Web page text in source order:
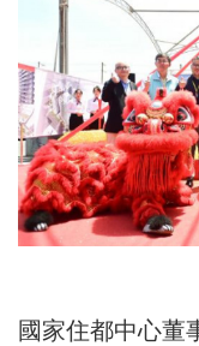
國家住都中心董